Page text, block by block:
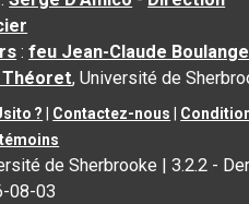
:feu Jean-Claude
Théoret, Université de
? Contactez-nous
de Sherbrooke |3.2.2 -
08-03